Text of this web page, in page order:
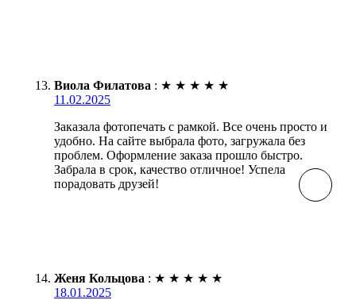
Виола Филатова : ★ ★ ★ ★ ★
11.02.2025
Заказала фотопечать с рамкой. Все очень просто и
удобно. На сайте выбрала фото, загружала без
проблем. Оформление заказа прошло быстро.
Забрала в срок, качество отличное! Успела
порадовать друзей!
Женя Кольцова : ★ ★ ★ ★ ★
18.01.2025